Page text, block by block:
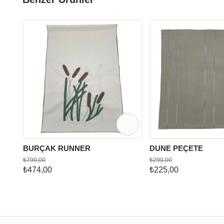
BURÇAK RUNNER
₺474,00
₺790,00
DUNE PEÇETE
₺225,00
₺290,00